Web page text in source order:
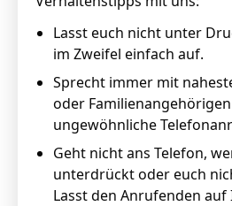
Lasst euch nicht unter
im Zweifel einfach auf.
Sprecht immer mit
oder
ungewöhnliche
Geht nicht ans Telefon,
unterdrückt oder euch
Lasst den Anrufenden auf